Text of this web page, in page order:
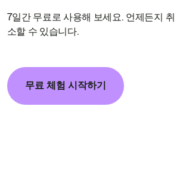
7일간 무료로 사용해 보세요. 언제든지 취
소할 수 있습니다.
무료 체험 시작하기